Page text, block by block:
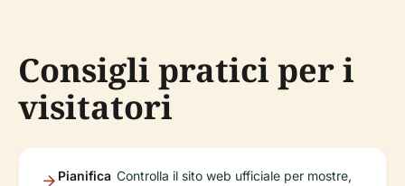
Consigli pratici per i
visitatori
Pianifica Controlla il sito web ufficiale per mostre,